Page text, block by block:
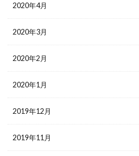
2020年4月
2020年3月
2020年2月
2020年1月
2019年12月
2019年11月